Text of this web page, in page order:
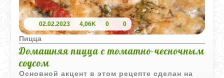
02.02.2023 4,06K 0 0
Пицца
Домашняя пицца с томатно-чесночным
соусом
Основной акцент в этом рецепте сделан на